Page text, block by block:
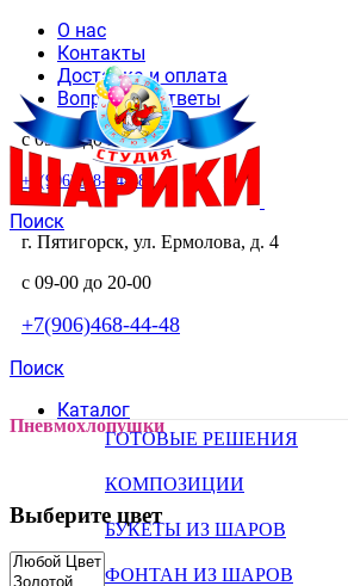
О нас
Контакты
Доставка и оплата
Вопросы и ответы
с 09-00 до 20-00
+7(906)468-44-48
Поиск
г. Пятигорск, ул. Ермолова, д. 4
с 09-00 до 20-00
+7(906)468-44-48
Поиск
Каталог
ГОТОВЫЕ РЕШЕНИЯ
КОМПОЗИЦИИ
БУКЕТЫ ИЗ ШАРОВ
ФОНТАН ИЗ ШАРОВ
Пневмохлопушки
Выберите цвет